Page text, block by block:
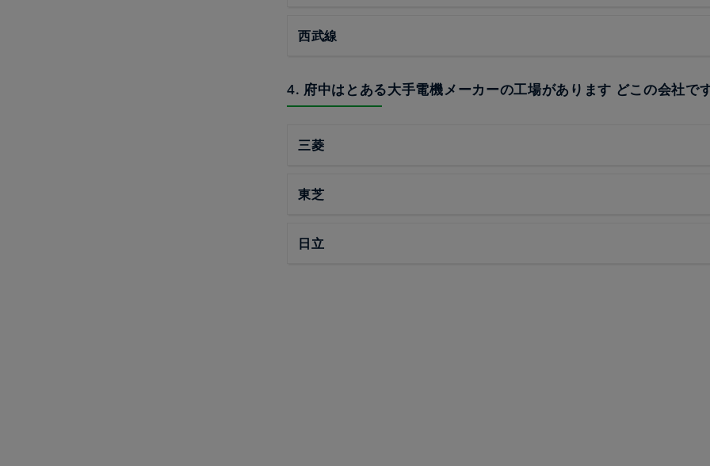
西武線
4. 府中はとある大手電機メーカーの工場があります どこの会社で
三菱
東芝
日立